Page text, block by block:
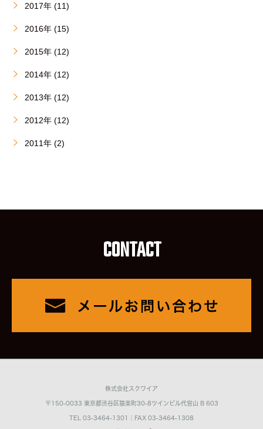
2017年 (11)
2016年 (15)
2015年 (12)
2014年 (12)
2013年 (12)
2012年 (12)
2011年 (2)
CONTACT
株式会社スクワイア
〒150-0033 東京都渋谷区猿楽町30-8ツインビル代官山 B 603
TEL 03-3464-1301｜FAX 03-3464-1308